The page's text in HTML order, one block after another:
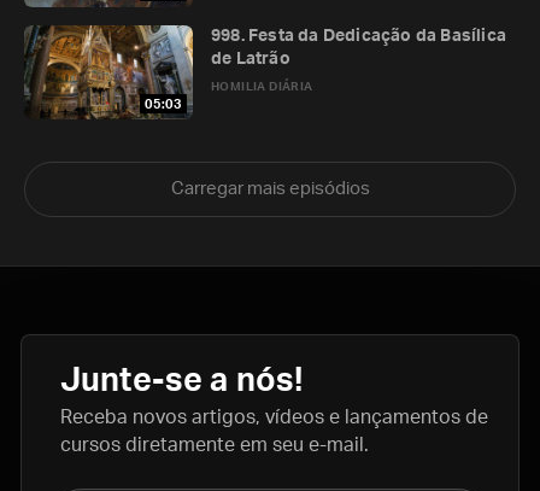
05:03
HOMILIA DIÁRIA
998. Festa da Dedicação da Basílica
de Latrão
Carregar mais episódios
Junte-se a nós!
Receba novos artigos, vídeos e lançamentos de
cursos diretamente em seu e-mail.